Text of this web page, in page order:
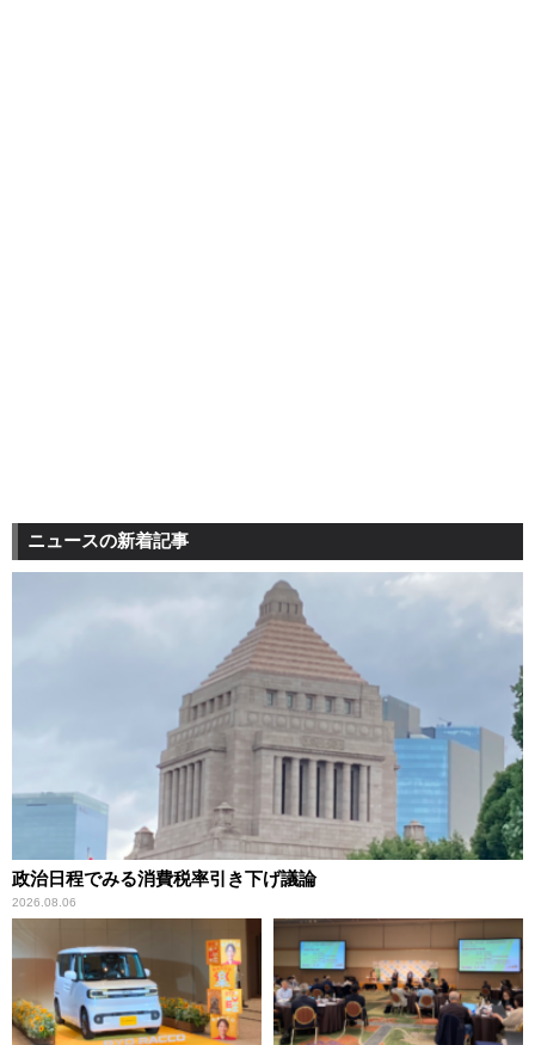
ニュースの新着記事
政治日程でみる消費税率引き下げ議論
2026.08.06